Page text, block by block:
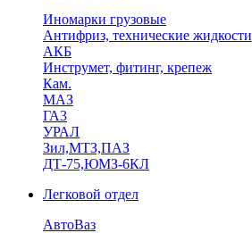
Иномарки грузовые
Антифриз, технические жидкости
АКБ
Инструмет, фитинг, крепеж
Кам.
МАЗ
ГА3
УРАЛ
Зил,МТЗ,ПАЗ
ДТ-75,ЮМЗ-6КЛ
Легковой отдел
АвтоВаз